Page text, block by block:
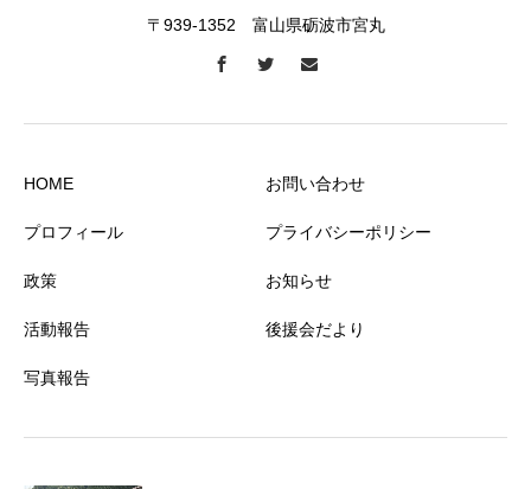
〒939-1352 富山県砺波市宮丸
HOME
プロフィール
政策
活動報告
写真報告
お問い合わせ
プライバシーポリシー
お知らせ
後援会だより